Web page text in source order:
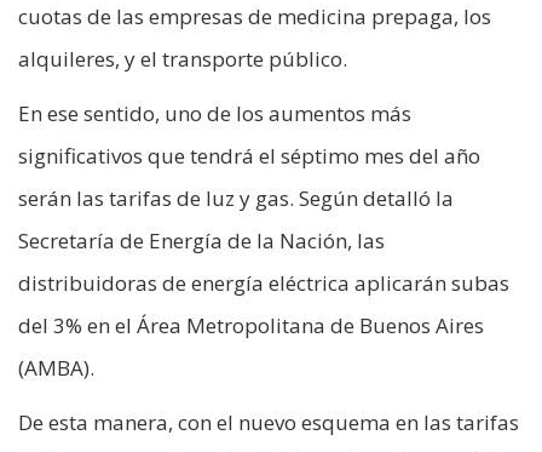
cuotas de las empresas de medicina prepaga, los
alquileres, y el transporte público.
En ese sentido, uno de los aumentos más
significativos que tendrá el séptimo mes del año
serán las tarifas de luz y gas. Según detalló la
Secretaría de Energía de la Nación, las
distribuidoras de energía eléctrica aplicarán subas
del 3% en el Área Metropolitana de Buenos Aires
(AMBA).
De esta manera, con el nuevo esquema en las tarifas